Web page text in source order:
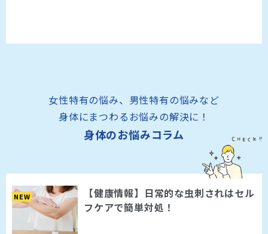
女性特有の悩み、男性特有の悩みなど
身体にまつわるお悩みの解決に！
身体のお悩みコラム
NEW
【健康情報】日常的な虫刺されはセル
フケアで簡単対処！